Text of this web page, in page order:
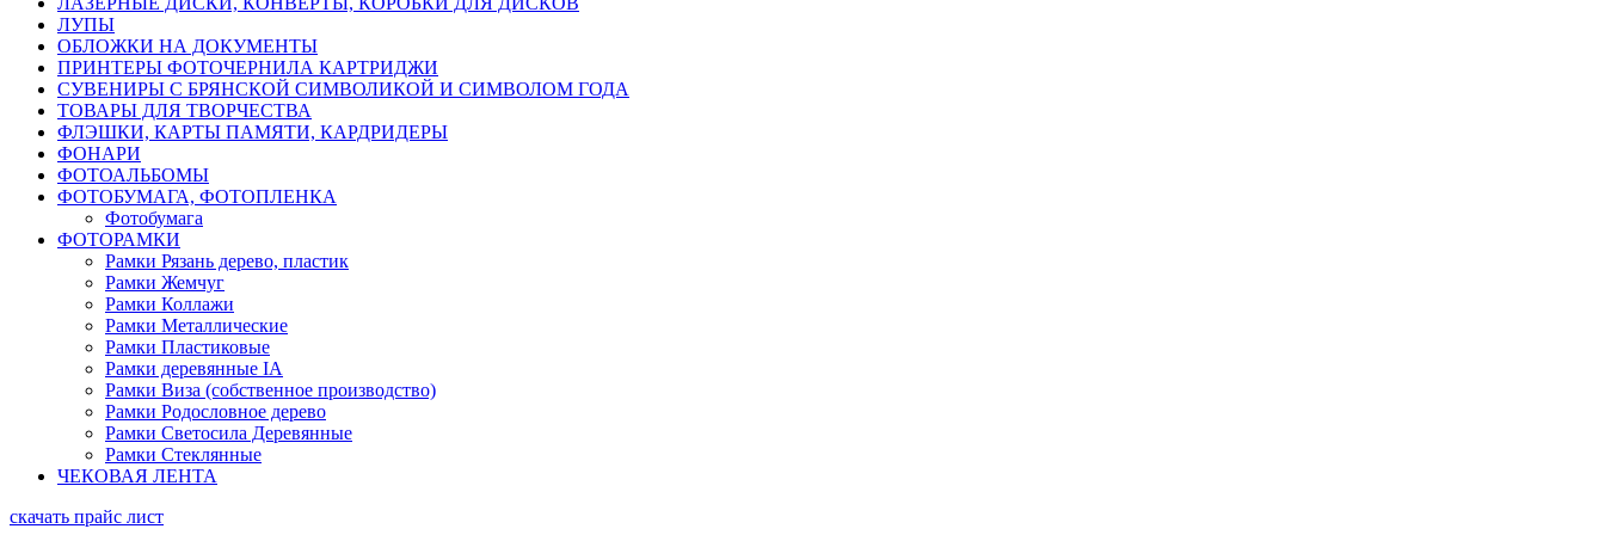
ЛУПЫ
ОБЛОЖКИ НА ДОКУМЕНТЫ
ПРИНТЕРЫ ФОТОЧЕРНИЛА КАРТРИДЖИ
СУВЕНИРЫ С БРЯНСКОЙ СИМВОЛИКОЙ И СИМВОЛОМ ГОДА
ТОВАРЫ ДЛЯ ТВОРЧЕСТВА
ФЛЭШКИ, КАРТЫ ПАМЯТИ, КАРДРИДЕРЫ
ФОНАРИ
ФОТОАЛЬБОМЫ
ФОТОБУМАГА, ФОТОПЛЕНКА
Фотобумага
ФОТОРАМКИ
Рамки Рязань дерево, пластик
Рамки Жемчуг
Рамки Коллажи
Рамки Металлические
Рамки Пластиковые
Рамки деревянные IA
Рамки Виза (собственное производство)
Рамки Родословное дерево
Рамки Светосила Деревянные
Рамки Стеклянные
ЧЕКОВАЯ ЛЕНТА
скачать прайс лист